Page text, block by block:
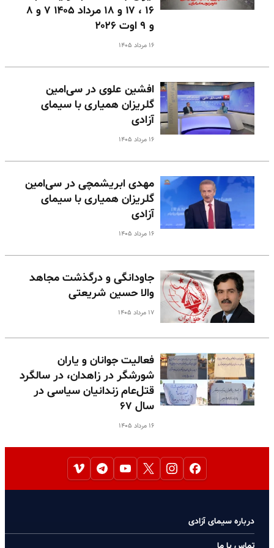
۱۶ ، ۱۷ و ۱۸ مرداد ۱۴۰۵ ۷ و ۸
و ۹ اوت ۲۰۲۶
۱۶ مرداد ۱۴۰۵
افشین علوی در سی‌امین
گلریزان همیاری با سیمای
آزادی
۱۶ مرداد ۱۴۰۵
مهدی ابریشمچی در سی‌امین
گلریزان همیاری با سیمای
آزادی
۱۶ مرداد ۱۴۰۵
جاودانگی و درگذشت مجاهد
والا حسین شریعتی
۱۷ مرداد ۱۴۰۵
فعالیت جوانان و یاران
شورشگر در زاهدان، در سالگرد
قتل‌عام زندانیان سیاسی در
سال ۶۷
۱۶ مرداد ۱۴۰۵
درباره سیمای آزادی